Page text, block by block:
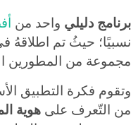
برنامج دليلي واحد من
مجموعة من المطورين
وتقوم فكرة التطبيق
من التّعرف على هوية